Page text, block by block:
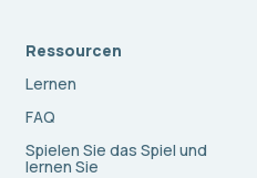
Ressourcen
Lernen
FAQ
Spielen Sie das Spiel und
lernen Sie